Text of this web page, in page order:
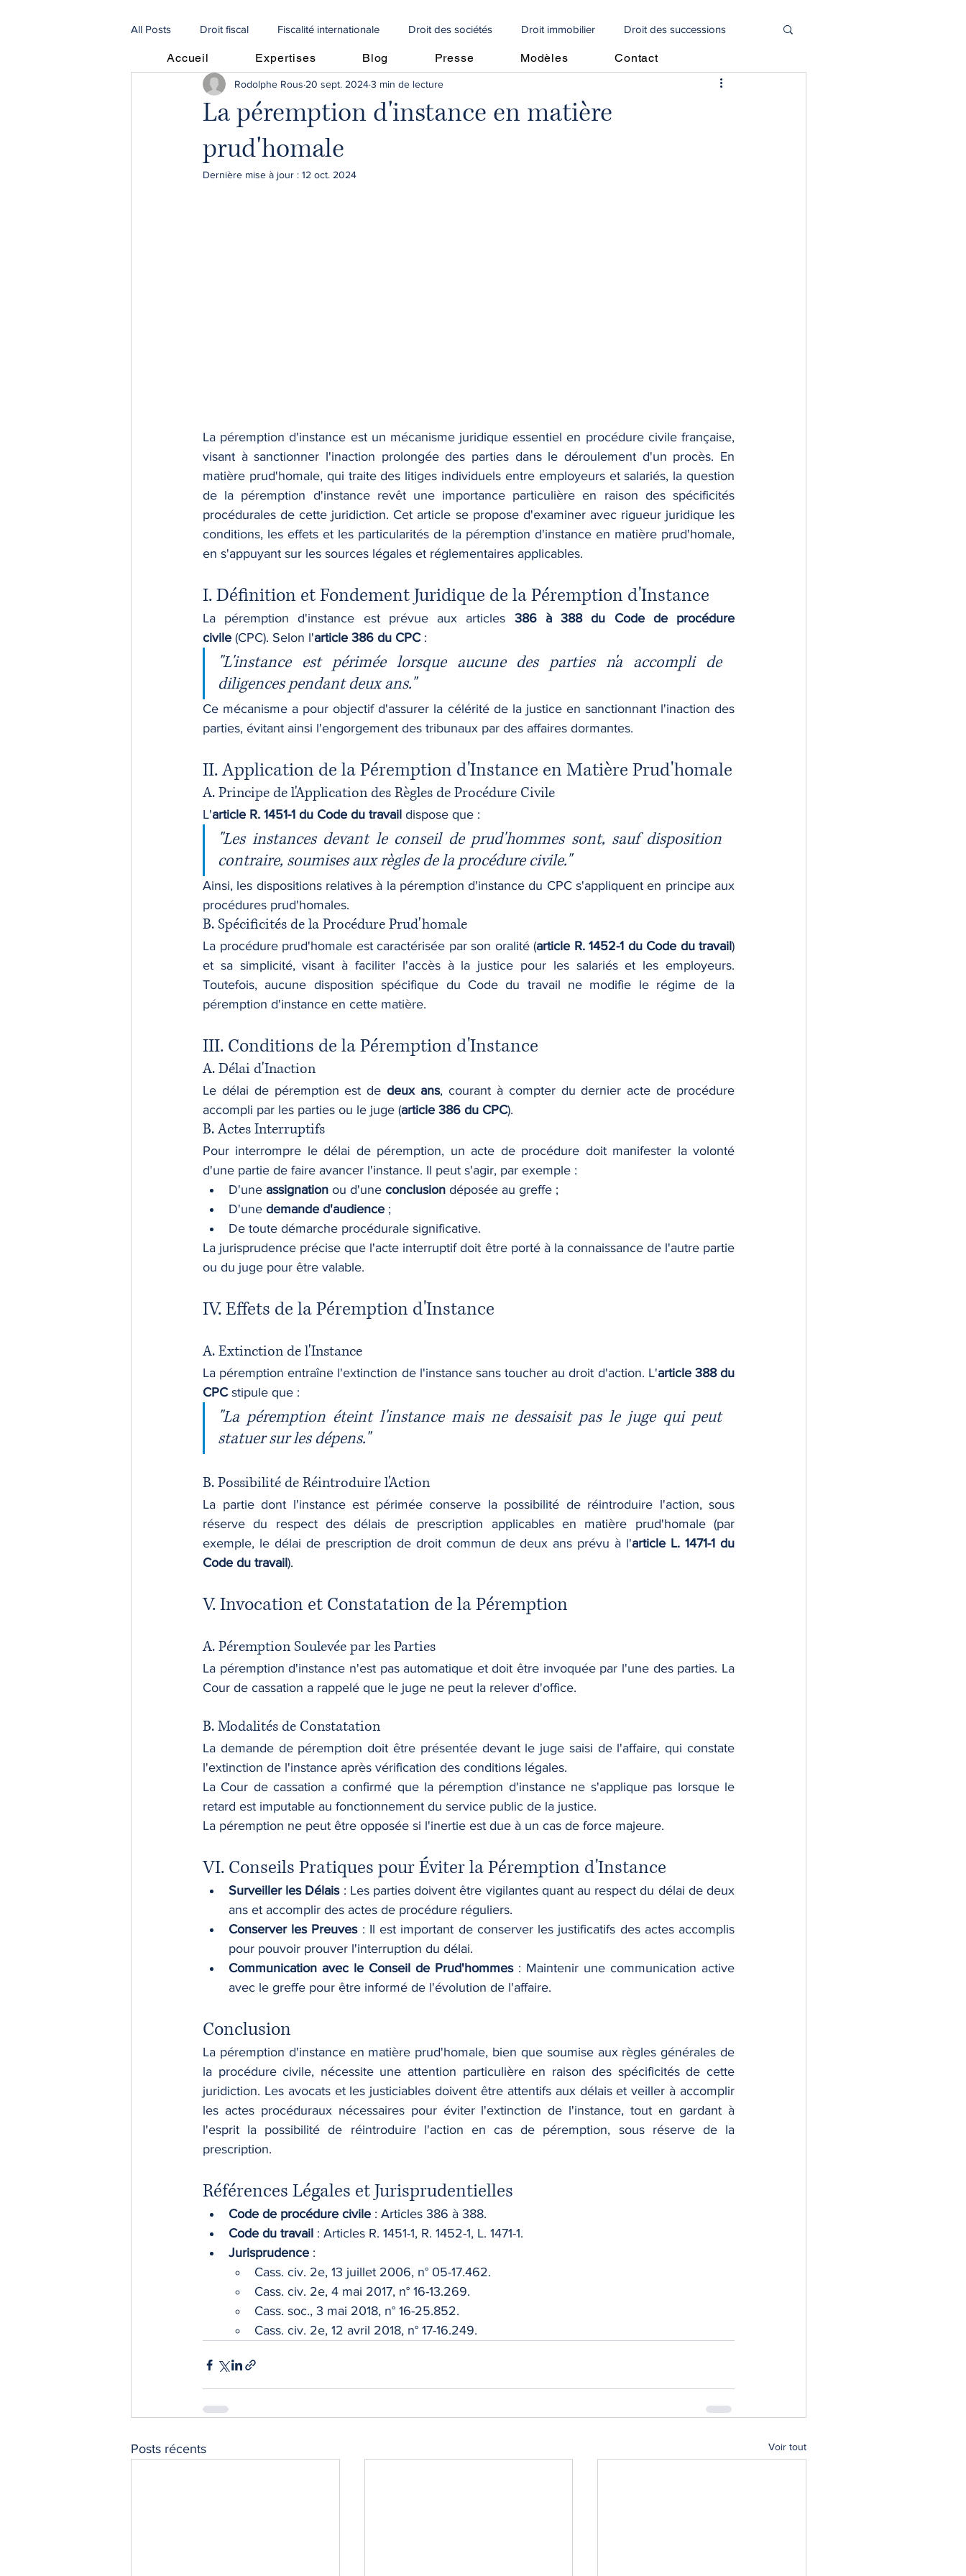
All Posts Droit fiscal Fiscalité internationale Droit des sociétés Droit immobilier Droit des successions
Procédures Droit de la famille Droit social Propriété intellectuelle Actualité juridique
🇫🇷 Articles en français 🇮🇹 Articoli in italiano
La péremption d'instance en matière
prud'homale
Rodolphe Rous 20 sept. 20243 min de lecture
Dernière mise à jour : 12 oct. 2024
La péremption d'instance est un mécanisme juridique essentiel en procédure civile française,
visant à sanctionner l'inaction prolongée des parties dans le déroulement d'un procès. En
matière prud'homale, qui traite des litiges individuels entre employeurs et salariés, la question
de la péremption d'instance revêt une importance particulière en raison des spécificités
procédurales de cette juridiction. Cet article se propose d'examiner avec rigueur juridique les
conditions, les effets et les particularités de la péremption d'instance en matière prud'homale,
en s'appuyant sur les sources légales et réglementaires applicables.
I. Définition et Fondement Juridique de la Péremption d'Instance
La péremption d'instance est prévue aux articles 386 à 388 du Code de procédure
civile (CPC). Selon l'article 386 du CPC :
"L'instance est périmée lorsque aucune des parties n'a accompli de
diligences pendant deux ans."
Ce mécanisme a pour objectif d'assurer la célérité de la justice en sanctionnant l'inaction des
parties, évitant ainsi l'engorgement des tribunaux par des affaires dormantes.
II. Application de la Péremption d'Instance en Matière Prud'homale
A. Principe de l'Application des Règles de Procédure Civile
L'article R. 1451-1 du Code du travail dispose que :
"Les instances devant le conseil de prud'hommes sont, sauf disposition
contraire, soumises aux règles de la procédure civile."
Ainsi, les dispositions relatives à la péremption d'instance du CPC s'appliquent en principe aux
procédures prud'homales.
B. Spécificités de la Procédure Prud'homale
La procédure prud'homale est caractérisée par son oralité (article R. 1452-1 du Code du travail)
et sa simplicité, visant à faciliter l'accès à la justice pour les salariés et les employeurs.
Toutefois, aucune disposition spécifique du Code du travail ne modifie le régime de la
péremption d'instance en cette matière.
III. Conditions de la Péremption d'Instance
A. Délai d'Inaction
Le délai de péremption est de deux ans, courant à compter du dernier acte de procédure
accompli par les parties ou le juge (article 386 du CPC).
B. Actes Interruptifs
Pour interrompre le délai de péremption, un acte de procédure doit manifester la volonté
d'une partie de faire avancer l'instance. Il peut s'agir, par exemple :
D'une assignation ou d'une conclusion déposée au greffe ;
D'une demande d'audience ;
De toute démarche procédurale significative.
La jurisprudence précise que l'acte interruptif doit être porté à la connaissance de l'autre partie
ou du juge pour être valable.
IV. Effets de la Péremption d'Instance
A. Extinction de l'Instance
La péremption entraîne l'extinction de l'instance sans toucher au droit d'action. L'article 388 du
CPC stipule que :
"La péremption éteint l'instance mais ne dessaisit pas le juge qui peut
statuer sur les dépens."
B. Possibilité de Réintroduire l'Action
La partie dont l'instance est périmée conserve la possibilité de réintroduire l'action, sous
réserve du respect des délais de prescription applicables en matière prud'homale (par
exemple, le délai de prescription de droit commun de deux ans prévu à l'article L. 1471-1 du
Code du travail).
V. Invocation et Constatation de la Péremption
A. Péremption Soulevée par les Parties
La péremption d'instance n'est pas automatique et doit être invoquée par l'une des parties. La
Cour de cassation a rappelé que le juge ne peut la relever d'office.
B. Modalités de Constatation
La demande de péremption doit être présentée devant le juge saisi de l'affaire, qui constate
l'extinction de l'instance après vérification des conditions légales.
La Cour de cassation a confirmé que la péremption d'instance ne s'applique pas lorsque le
retard est imputable au fonctionnement du service public de la justice.
La péremption ne peut être opposée si l'inertie est due à un cas de force majeure.
VI. Conseils Pratiques pour Éviter la Péremption d'Instance
Surveiller les Délais : Les parties doivent être vigilantes quant au respect du délai de deux
ans et accomplir des actes de procédure réguliers.
Conserver les Preuves : Il est important de conserver les justificatifs des actes accomplis
pour pouvoir prouver l'interruption du délai.
Communication avec le Conseil de Prud'hommes : Maintenir une communication active
avec le greffe pour être informé de l'évolution de l'affaire.
Conclusion
La péremption d'instance en matière prud'homale, bien que soumise aux règles générales de
la procédure civile, nécessite une attention particulière en raison des spécificités de cette
juridiction. Les avocats et les justiciables doivent être attentifs aux délais et veiller à accomplir
les actes procéduraux nécessaires pour éviter l'extinction de l'instance, tout en gardant à
l'esprit la possibilité de réintroduire l'action en cas de péremption, sous réserve de la
prescription.
Références Légales et Jurisprudentielles
Code de procédure civile : Articles 386 à 388.
Code du travail : Articles R. 1451-1, R. 1452-1, L. 1471-1.
Jurisprudence :
Cass. civ. 2e, 13 juillet 2006, n° 05-17.462.
Cass. civ. 2e, 4 mai 2017, n° 16-13.269.
Cass. soc., 3 mai 2018, n° 16-25.852.
Cass. civ. 2e, 12 avril 2018, n° 17-16.249.
Posts récents Voir tout
Accueil Expertises Blog Presse Modèles Contact